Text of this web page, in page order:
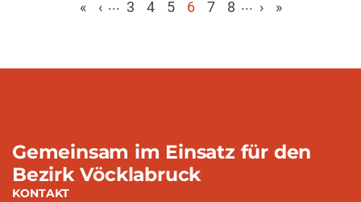
« ‹ ... 3 4 5
6
7 8 ... › »
Gemeinsam im Einsatz für den
Bezirk Vöcklabruck
KONTAKT